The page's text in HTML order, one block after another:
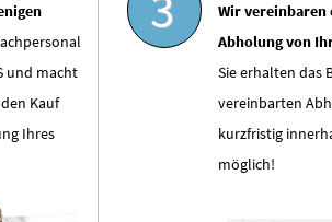
und macht
Kauf
Ihres
Wir vereinbaren
Abholung von
Sie erhalten das
vereinbarten
kurzfristig
möglich!